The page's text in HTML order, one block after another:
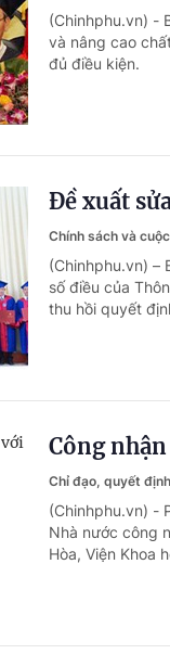
(Chinhphu.vn) -
và nâng cao
đủ điều kiện.
Đề xuất
Chính sách và
(Chinhphu.vn) –
số điều của
thu hồi quyết
Công
Chỉ đạo, quyết
(Chinhphu.vn) -
Nhà nước công
Hòa, Viện Khoa